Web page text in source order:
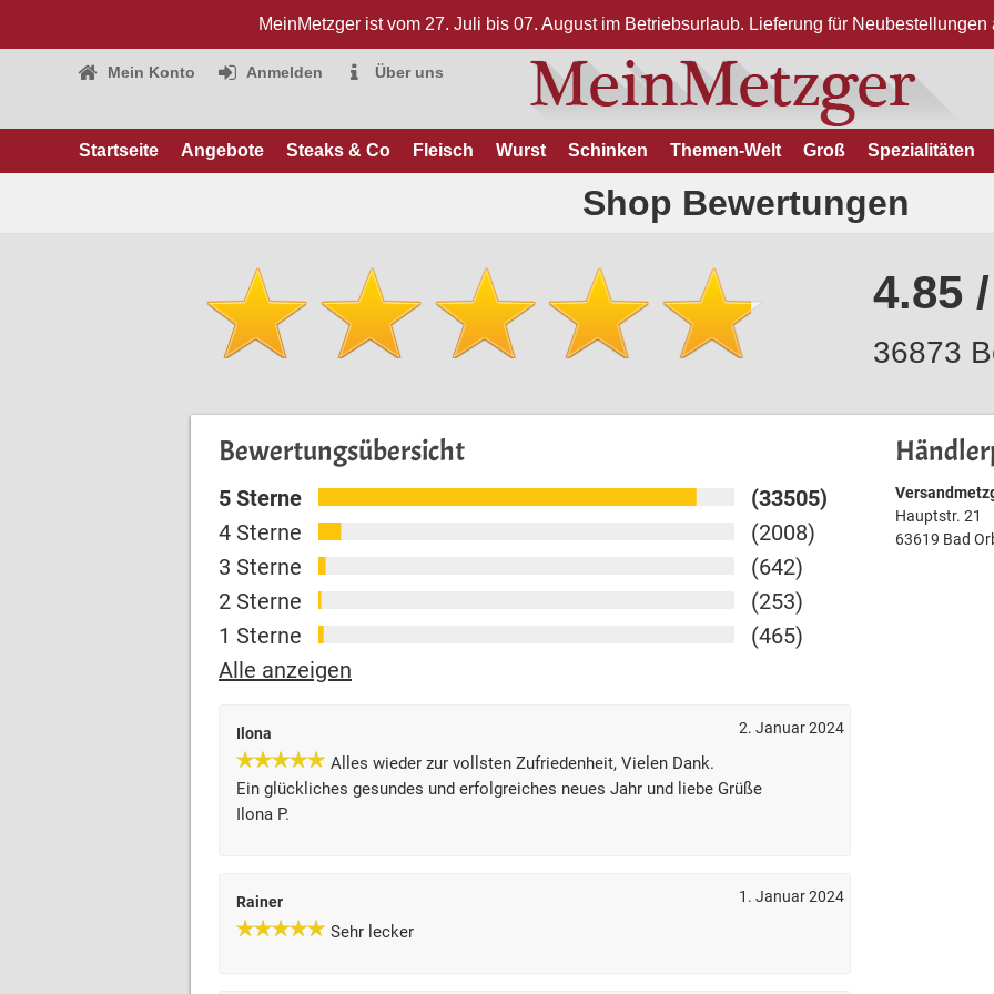
MeinMetzger ist vom 27. Juli bis 07. August im Betriebsurlaub. Lieferung für
Mein Konto Anmelden Über uns
Startseite Angebote Steaks & Co Fleisch Wurst Schinken Themen-Welt Groß Spezialitäten
Shop Bewertungen
4.85
36873
Bewertungsübersicht
5 Sterne
(33505)
4 Sterne
(2008)
3 Sterne
(642)
2 Sterne
(253)
1 Sterne
(465)
Alle anzeigen
Ilona 2. Januar 2024
Alles wieder zur vollsten Zufriedenheit, Vielen Dank.
Ein glückliches gesundes und erfolgreiches neues Jahr und liebe Grüße
Ilona P.
Rainer 1. Januar 2024
Sehr lecker
Hauptstr. 21
63619 Bad